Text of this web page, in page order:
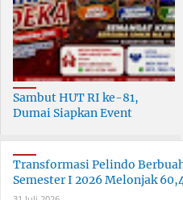
Sambut HUT RI ke-81,
Dumai Siapkan Event
Transformasi Pelindo
Semester I 2026 Melonjak